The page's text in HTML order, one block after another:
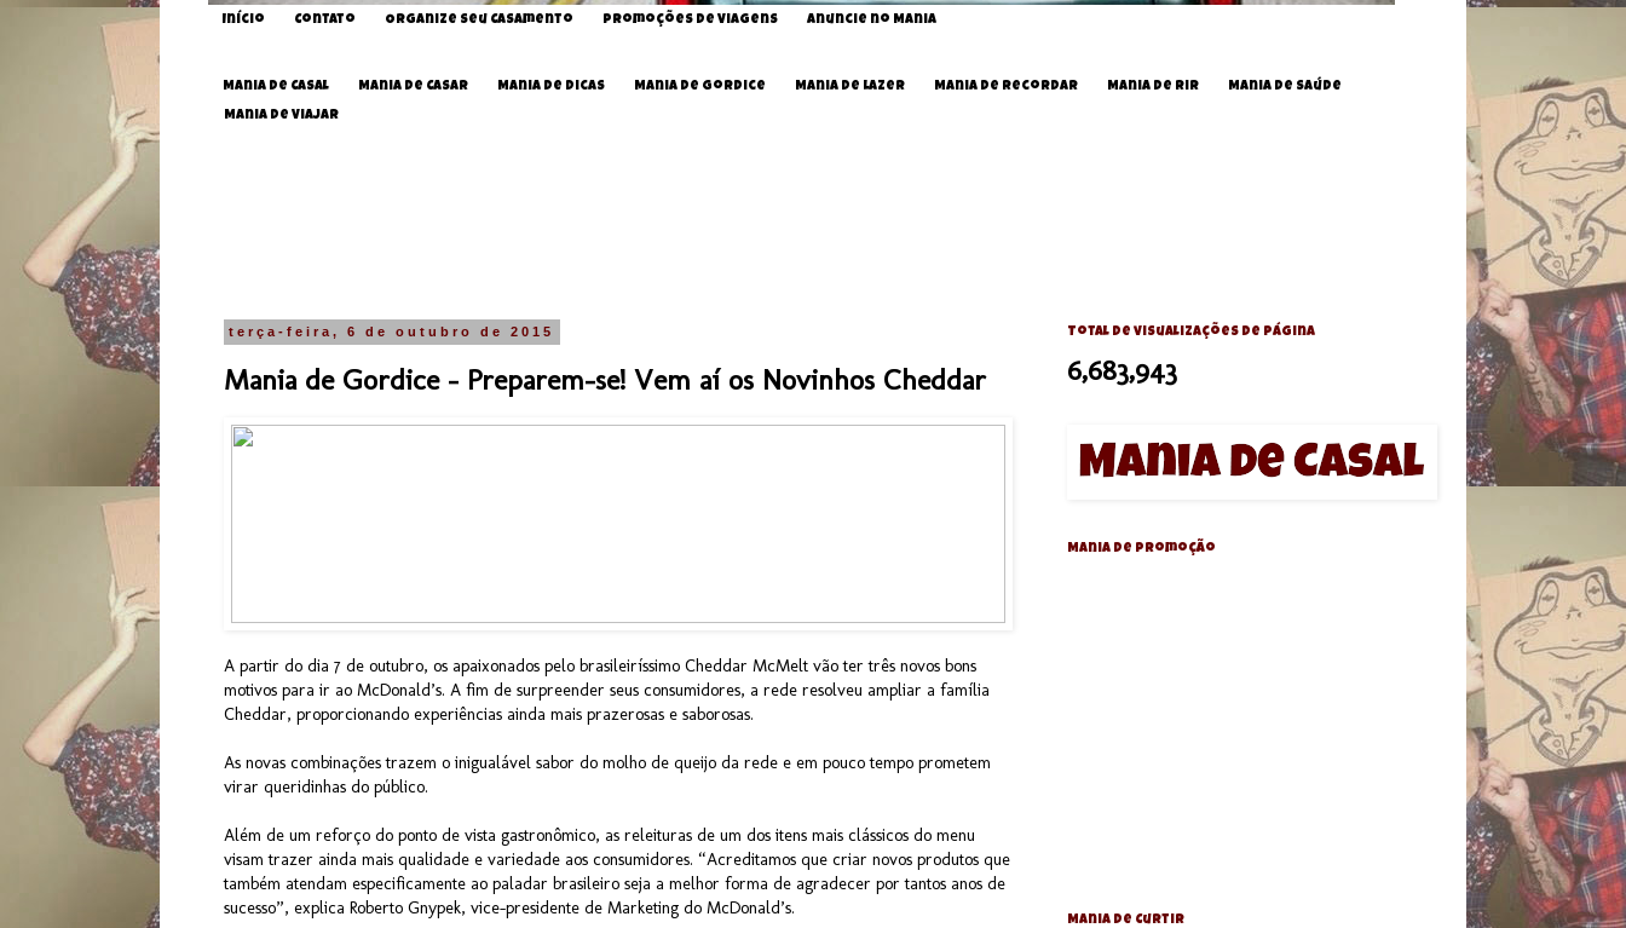
Início Contato Organize seu Casamento Promoções de Viagens Anuncie no Mania
Mania de Casal Mania de Casar Mania de Dicas Mania de Gordice Mania de Lazer Mania de Recordar Mania de Rir Mania de Saúde
Mania de Viajar
terça-feira, 6 de outubro de 2015
Mania de Gordice - Preparem-se! Vem aí os Novinhos Cheddar
A partir do dia 7 de outubro, os apaixonados pelo brasileiríssimo Cheddar McMelt vão ter três novos bons
motivos para ir ao McDonald’s. A fim de surpreender seus consumidores, a rede resolveu ampliar a família
Cheddar, proporcionando experiências ainda mais prazerosas e saborosas.
As novas combinações trazem o inigualável sabor do molho de queijo da rede e em pouco tempo prometem
virar queridinhas do público.
Além de um reforço do ponto de vista gastronômico, as releituras de um dos itens mais clássicos do menu
visam trazer ainda mais qualidade e variedade aos consumidores. “Acreditamos que criar novos produtos que
também atendam especificamente ao paladar brasileiro seja a melhor forma de agradecer por tantos anos de
sucesso”, explica Roberto Gnypek, vice-presidente de Marketing do McDonald’s.
Total de visualizações de página
6,683,943
Mania de Promoção
Mania de Curtir